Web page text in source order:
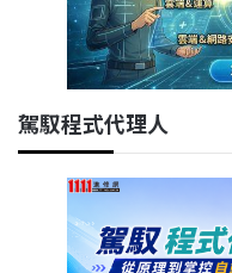
駕馭程式代理人